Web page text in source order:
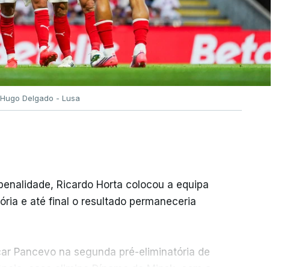
Delgado - Lusa
Ricardo Horta colocou a equipa
e até final o resultado permaneceria
Pancevo na segunda pré-eliminatória de